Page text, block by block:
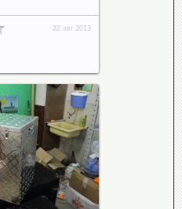
22 авг 2013